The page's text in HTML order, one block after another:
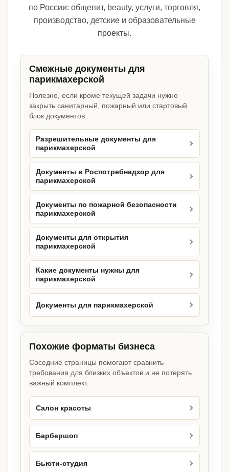
по России: общепит, beauty, услуги, торговля,
производство, детские и образовательные
проекты.
Смежные документы для
парикмахерской
Полезно, если кроме текущей задачи нужно
закрыть санитарный, пожарный или стартовый
блок документов.
Разрешительные документы для
парикмахерской
Документы в Роспотребнадзор для
парикмахерской
Документы по пожарной безопасности
парикмахерской
Документы для открытия
парикмахерской
Какие документы нужны для
парикмахерской
Документы для парикмахерской
Похожие форматы бизнеса
Соседние страницы помогают сравнить
требования для близких объектов и не потерять
важный комплект.
Салон красоты
Барбершоп
Бьюти-студия